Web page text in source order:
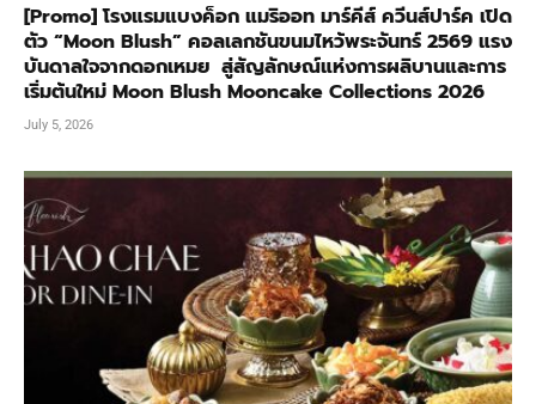
[Promo] โรงแรมแบงค็อก แมริออท มาร์คีส์ ควีนส์ปาร์ค เปิด
ตัว “Moon Blush” คอลเลกชันขนมไหว้พระจันทร์ 2569 แรง
บันดาลใจจากดอกเหมย สู่สัญลักษณ์แห่งการผลิบานและการ
เริ่มต้นใหม่ Moon Blush Mooncake Collections 2026
July 5, 2026